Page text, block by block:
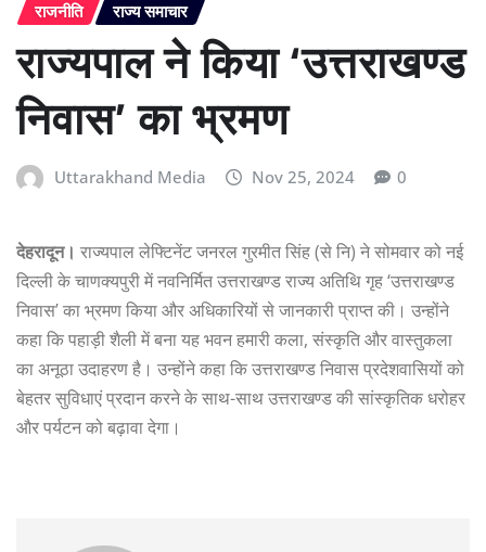
राजनीति राज्य समाचार
राज्यपाल ने किया ‘उत्तराखण्ड
निवास’ का भ्रमण
Uttarakhand Media Nov 25, 2024 0
देहरादून। राज्यपाल लेफ्टिनेंट जनरल गुरमीत सिंह (से नि) ने सोमवार को नई
दिल्ली के चाणक्यपुरी में नवनिर्मित उत्तराखण्ड राज्य अतिथि गृह ‘उत्तराखण्ड
निवास’ का भ्रमण किया और अधिकारियों से जानकारी प्राप्त की। उन्होंने
कहा कि पहाड़ी शैली में बना यह भवन हमारी कला, संस्कृति और वास्तुकला
का अनूठा उदाहरण है। उन्होंने कहा कि उत्तराखण्ड निवास प्रदेशवासियों को
बेहतर सुविधाएं प्रदान करने के साथ-साथ उत्तराखण्ड की सांस्कृतिक धरोहर
और पर्यटन को बढ़ावा देगा।